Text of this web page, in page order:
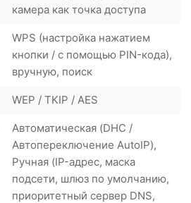
камера как точка доступа
WPS (настройка нажатием
кнопки / с помощью PIN-кода),
вручную, поиск
WEP / TKIP / AES
Автоматическая (DHC /
Автопереключение AutoIP),
Ручная (IP-адрес, маска
подсети, шлюз по умолчанию,
приоритетный сервер DNS,